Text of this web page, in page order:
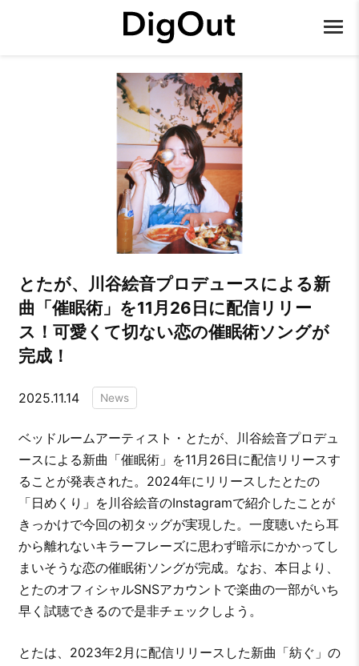
とたが、川谷絵音プロデュースによる新
曲「催眠術」を11月26日に配信リリー
ス！可愛くて切ない恋の催眠術ソングが
完成！
2025.11.14 News
ベッドルームアーティスト・とたが、川谷絵音プロデュ
ースによる新曲「催眠術」を11月26日に配信リリースす
ることが発表された。2024年にリリースしたとたの
「日めくり」を川谷絵音のInstagramで紹介したことが
きっかけで今回の初タッグが実現した。一度聴いたら耳
から離れないキラーフレーズに思わず暗示にかかってし
まいそうな恋の催眠術ソングが完成。なお、本日より、
とたのオフィシャルSNSアカウントで楽曲の一部がいち
早く試聴できるので是非チェックしよう。
とたは、2023年2月に配信リリースした新曲「紡ぐ」の